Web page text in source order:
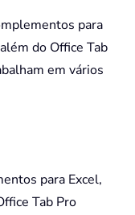
para
do Office Tab
em vários
para Excel,
Tab Pro